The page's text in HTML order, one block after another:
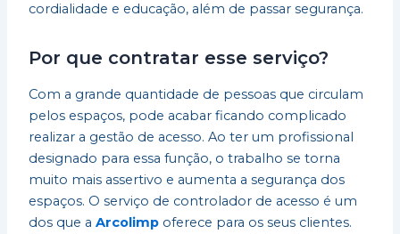
cordialidade e educação, além de passar segurança.
Por que contratar esse serviço?
Com a grande quantidade de pessoas que circulam
pelos espaços, pode acabar ficando complicado
realizar a gestão de acesso. Ao ter um profissional
designado para essa função, o trabalho se torna
muito mais assertivo e aumenta a segurança dos
espaços. O serviço de controlador de acesso é um
dos que aArcolimp oferece para os seus clientes.